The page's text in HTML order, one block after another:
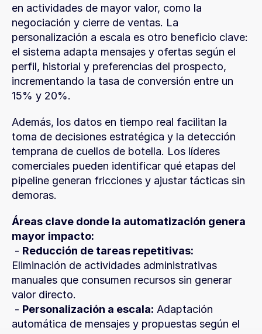
en actividades de mayor valor, como la
negociación y cierre de ventas. La
personalización a escala es otro beneficio clave:
el sistema adapta mensajes y ofertas según el
perfil, historial y preferencias del prospecto,
incrementando la tasa de conversión entre un
15% y 20%.
Además, los datos en tiempo real facilitan la
toma de decisiones estratégica y la detección
temprana de cuellos de botella. Los líderes
comerciales pueden identificar qué etapas del
pipeline generan fricciones y ajustar tácticas sin
demoras.
Áreas clave donde la automatización genera
mayor impacto:
- Reducción de tareas repetitivas:
Eliminación de actividades administrativas
manuales que consumen recursos sin generar
valor directo.
- Personalización a escala: Adaptación
automática de mensajes y propuestas según el